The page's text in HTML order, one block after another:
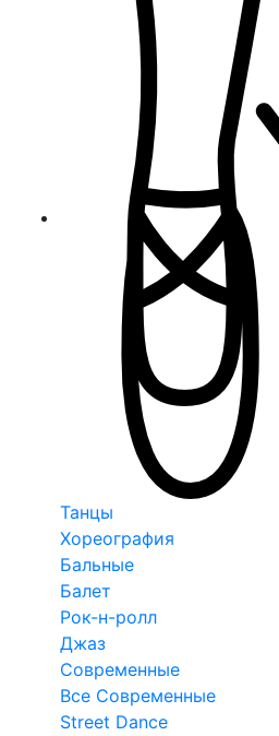
Танцы
Хореография
Бальные
Балет
Рок-н-ролл
Джаз
Современные
Все Современные
Street Dance